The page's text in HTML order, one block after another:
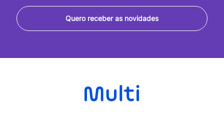
Quero receber as novidades